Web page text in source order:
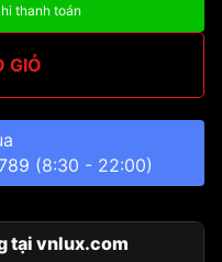
thanh toán
GIỎ
(8:30 - 22:00)
tại vnlux.com